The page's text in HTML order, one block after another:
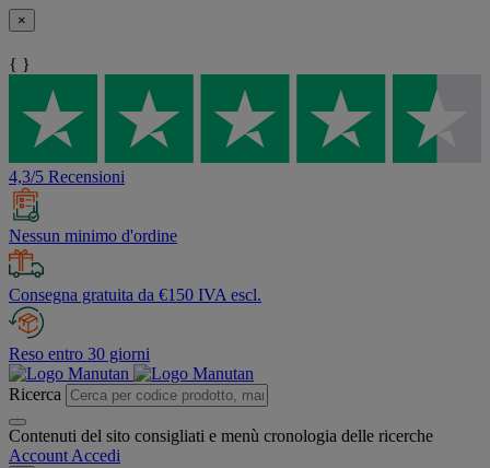
×
{ }
4,3/5 Recensioni
Nessun minimo d'ordine
Consegna gratuita da €150 IVA escl.
Reso entro 30 giorni
Ricerca
Contenuti del sito consigliati e menù cronologia delle ricerche
Account Accedi